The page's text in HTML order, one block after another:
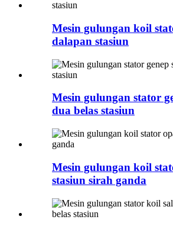
Mesin gulungan koil
dalapan stasiun
Mesin gulungan stator
dua belas stasiun
Mesin gulungan koil
stasiun sirah ganda